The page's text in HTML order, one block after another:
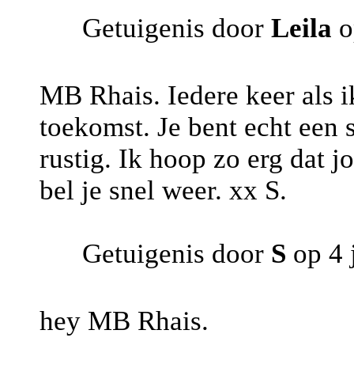
Getuigenis door Leila
MB Rhais. Iedere keer als
toekomst. Je bent echt
rustig. Ik hoop zo erg dat
bel je snel weer. xx S.
Getuigenis door S op 4
hey MB Rhais.